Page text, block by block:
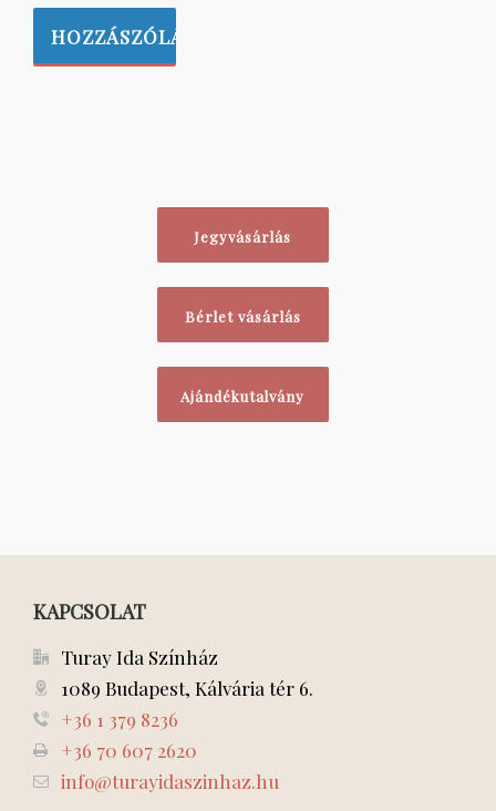
Jegyvásárlás
Bérlet vásárlás
Ajándékutalvány
KAPCSOLAT
Turay Ida Színház
1089 Budapest, Kálvária tér 6.
+36 1 379 8236
+36 70 607 2620
info@turayidaszinhaz.hu